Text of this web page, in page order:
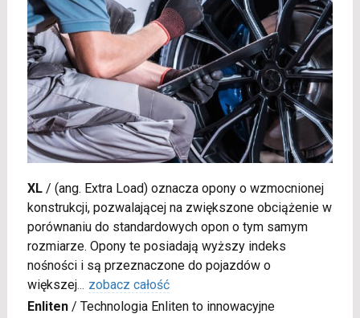
XL/ (ang. Extra Load) oznacza opony o wzmocnionej
konstrukcji, pozwalającej na zwiększone obciążenie w
porównaniu do standardowych opon o tym samym
rozmiarze. Opony te posiadają wyższy indeks
nośności i są przeznaczone do pojazdów o
większej... zobacz całość
Enliten/ Technologia Enliten to innowacyjne